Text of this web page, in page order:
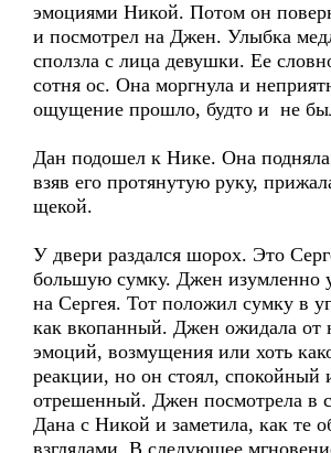
эмоциями Никой. Потом он
и посмотрел на Джен. Улыбка
сползла с лица девушки. Ее
сотня ос. Она моргнула и
ощущение прошло, будто и не
Дан подошел к Нике. Она подняла
взяв его протянутую руку,
щекой.
У двери раздался шорох. Это
большую сумку. Джен изумленно
на Сергея. Тот положил сумку в
как вкопанный. Джен ожидала от
эмоций, возмущения или хоть
реакции, но он стоял, спокойный
отрешенный. Джен посмотрела в
Дана с Никой и заметила, как те
взглядами. В следующее